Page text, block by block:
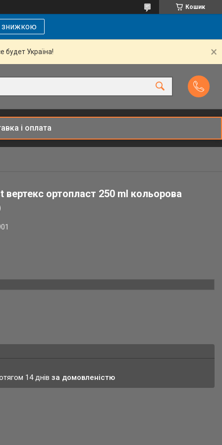
Кошик
знижкою
будет Україна!
і оплата
ортопласт 250 ml кольорова
14 днівза домовленістю